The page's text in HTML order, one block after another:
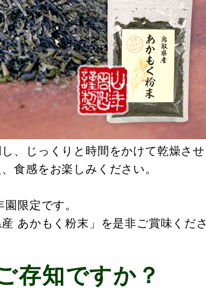
、じっくりと時間をかけて乾燥させ
食感をお楽しみください。
限定です。
あかもく粉末」を是非ご賞味くださ
存知ですか？